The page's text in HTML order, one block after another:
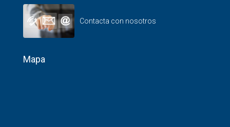
Contacta con nosotros
Mapa